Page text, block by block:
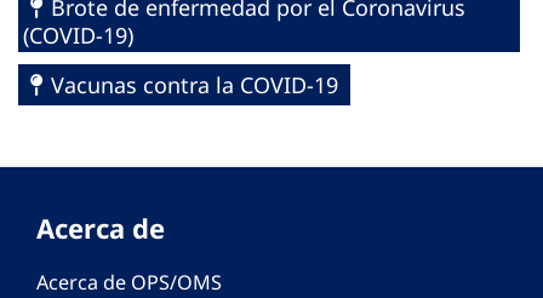
Brote de enfermedad por el Coronavirus
(COVID-19)
Vacunas contra la COVID-19
Acerca de
Acerca de OPS/OMS